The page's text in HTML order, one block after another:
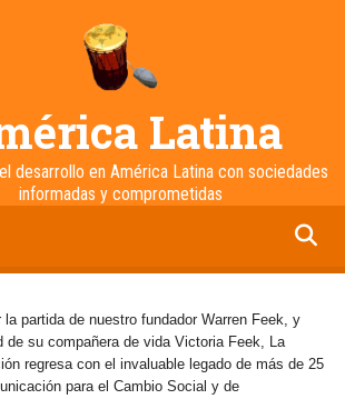
Latina
desarrollo en América Latina con sociedades
informadas y comprometidas
la partida de nuestro fundador Warren Feek, y
de su compañera de vida Victoria Feek, La
regresa con el invaluable legado de más de 25
para el Cambio Social y de